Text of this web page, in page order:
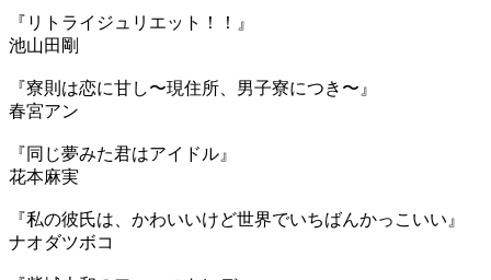
『リトライジュリエット！！』
池山田剛
『寮則は恋に甘し〜現住所、男子寮につき〜』
春宮アン
『同じ夢みた君はアイドル』
花本麻実
『私の彼氏は、かわいいけど世界でいちばんかっこいい』
ナオダツボコ